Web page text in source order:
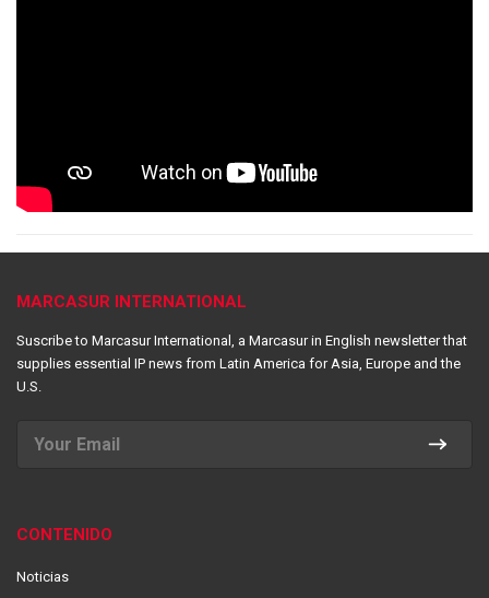
MARCASUR INTERNATIONAL
Suscribe to Marcasur International, a Marcasur in English newsletter that
supplies essential IP news from Latin America for Asia, Europe and the
U.S.
CONTENIDO
Noticias